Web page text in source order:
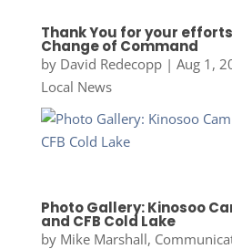
Thank You for your
Change of Command
by David Redecopp| Aug 1,
Local News
Photo Gallery: Kinosoo
and CFB Cold Lake
by Mike Marshall,